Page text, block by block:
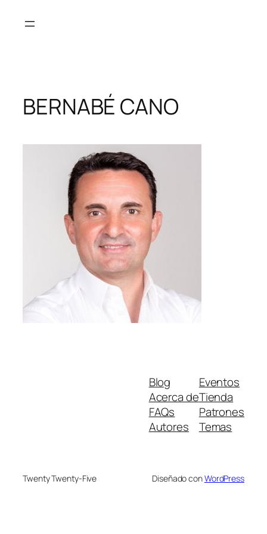
BERNABÉ CANO
Blog
Acerca de
FAQs
Autores
Eventos
Tienda
Patrones
Temas
Twenty Twenty-Five Diseñado conWordPress